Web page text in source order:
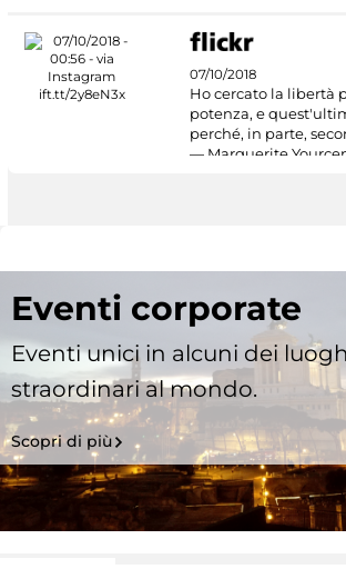
07/10/2018
Ho cercato la libertà
potenza, e
perché, in parte,
— Marguerite
Eventi corporate
Eventi unici in alcuni dei
straordinari al mondo.
Scopri di più